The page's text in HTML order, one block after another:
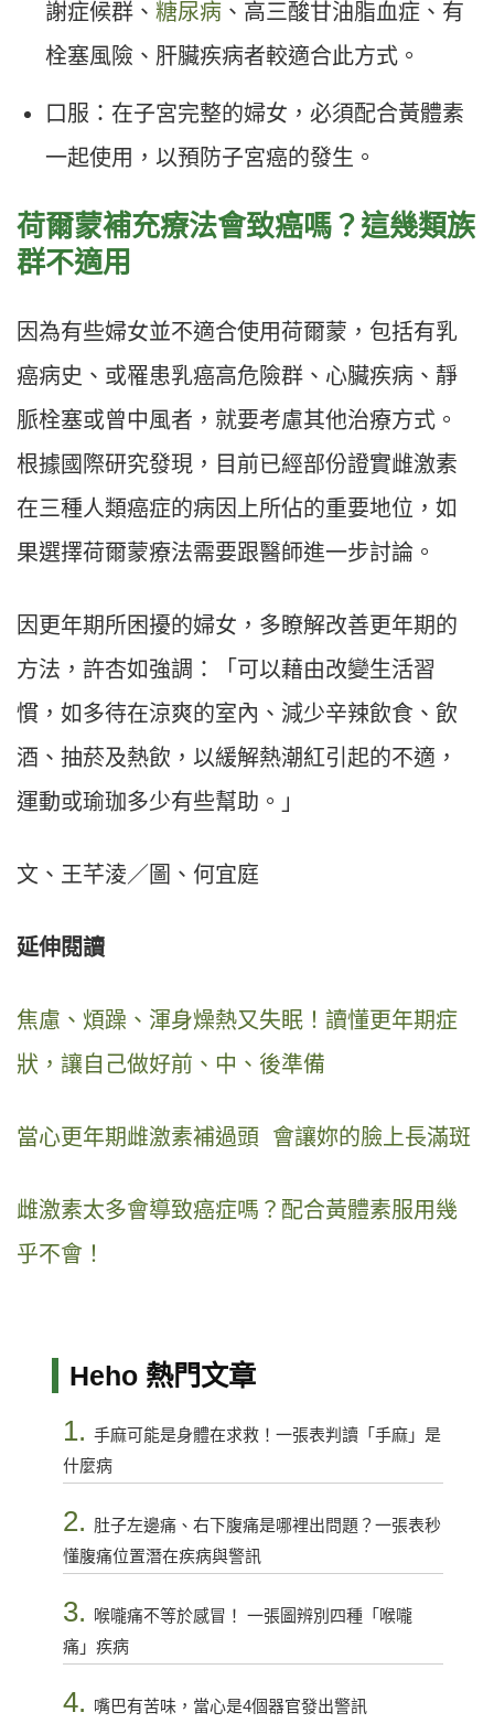
謝症候群、 糖尿病 、高三酸甘油脂血症、有
栓塞風險、肝臟疾病者較適合此方式。
口服：在子宮完整的婦女，必須配合黃體素
一起使用，以預防子宮癌的發生。
荷爾蒙補充療法會致癌嗎？這幾類族
群不適用
因為有些婦女並不適合使用荷爾蒙，包括有乳
癌病史、或罹患乳癌高危險群、心臟疾病、靜
脈栓塞或曾中風者，就要考慮其他治療方式。
根據國際研究發現，目前已經部份證實雌激素
在三種人類癌症的病因上所佔的重要地位，如
果選擇荷爾蒙療法需要跟醫師進一步討論。
因更年期所困擾的婦女，多瞭解改善更年期的
方法，許杏如強調：「可以藉由改變生活習
慣，如多待在涼爽的室內、減少辛辣飲食、飲
酒、抽菸及熱飲，以緩解熱潮紅引起的不適，
運動或瑜珈多少有些幫助。」
文、王芊淩／圖、何宜庭
延伸閱讀
焦慮、煩躁、渾身燥熱又失眠！讀懂更年期症
狀，讓自己做好前、中、後準備
當心更年期雌激素補過頭 會讓妳的臉上長滿斑
雌激素太多會導致癌症嗎？配合黃體素服用幾
乎不會！
Heho 熱門文章
1. 手麻可能是身體在求救！一張表判讀「手麻」是
什麼病
2. 肚子左邊痛、右下腹痛是哪裡出問題？一張表秒
懂腹痛位置潛在疾病與警訊
3.
喉嚨痛不等於感冒！ 一張圖辨別四種「喉嚨
痛」疾病
4. 嘴巴有苦味，當心是4個器官發出警訊